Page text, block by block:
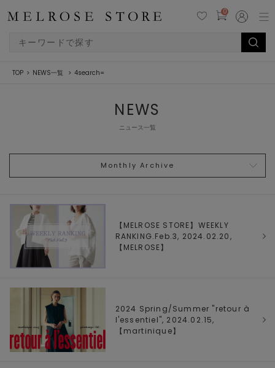
0
TOP NEWS一覧 4search=
NEWS
ニュース一覧
Monthly Archive
【MELROSE STORE】WEEKLY
RANKING.Feb.3, 2024.02.20,
【 MELROSE】
2024 Spring/Summer "retour à
l'essentiel", 2024.02.15,
【 martinique】